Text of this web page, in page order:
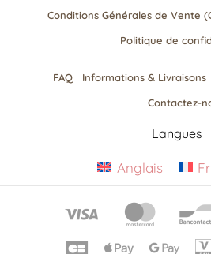
Conditions Générales de Vente
Politique de
FAQ Informations & Livraisons​
Contactez-
Langues
Anglais